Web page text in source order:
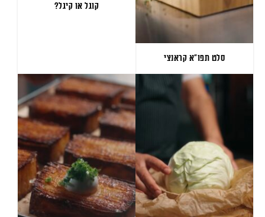
סלט תפו״א קראנצי
קוגל או קיגל?